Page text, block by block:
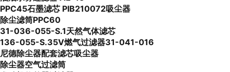
PPC45石墨滤芯 PIB210072吸尘器
除尘滤筒PPC60
31-036-055-S.1天然气体滤芯
136-055-S.35V燃气过滤器31-041-016
尼德除尘器配套滤芯吸尘器
除尘器空气过滤筒